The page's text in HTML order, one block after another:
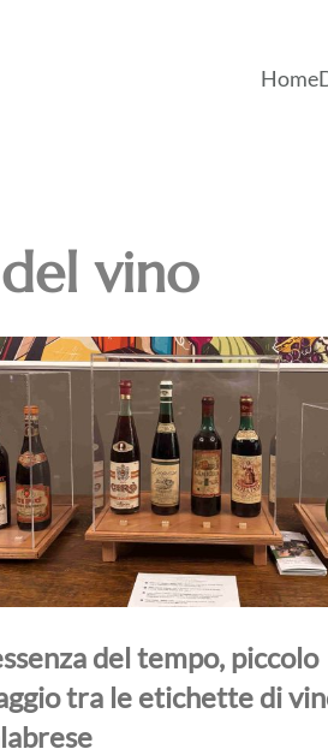
Home
vino
del tempo, piccolo
tra le etichette di